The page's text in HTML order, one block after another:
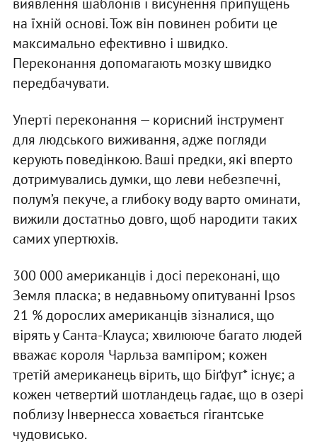
на їхній основі. Тож він повинен робити це
максимально ефективно і швидко.
Переконання допомагають мозку швидко
передбачувати.
Уперті переконання — корисний інструмент
для людського виживання, адже погляди
керують поведінкою. Ваші предки, які вперто
дотримувались думки, що леви небезпечні,
полум’я пекуче, а глибоку воду варто оминати,
вижили достатньо довго, щоб народити таких
самих упертюхів.
300 000 американців і досі переконані, що
Земля пласка; в недавньому опитуванні Ipsos
21 % дорослих американців зізналися, що
вірять у Санта-Клауса; хвилююче багато людей
вважає короля Чарльза вампіром; кожен
третій американець вірить, що Біґфут* існує; а
кожен четвертий шотландець гадає, що в озері
поблизу Інвернесса ховається гігантське
чудовисько.